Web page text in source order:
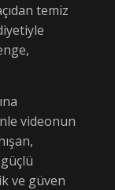
temiz
videonun
ve güven